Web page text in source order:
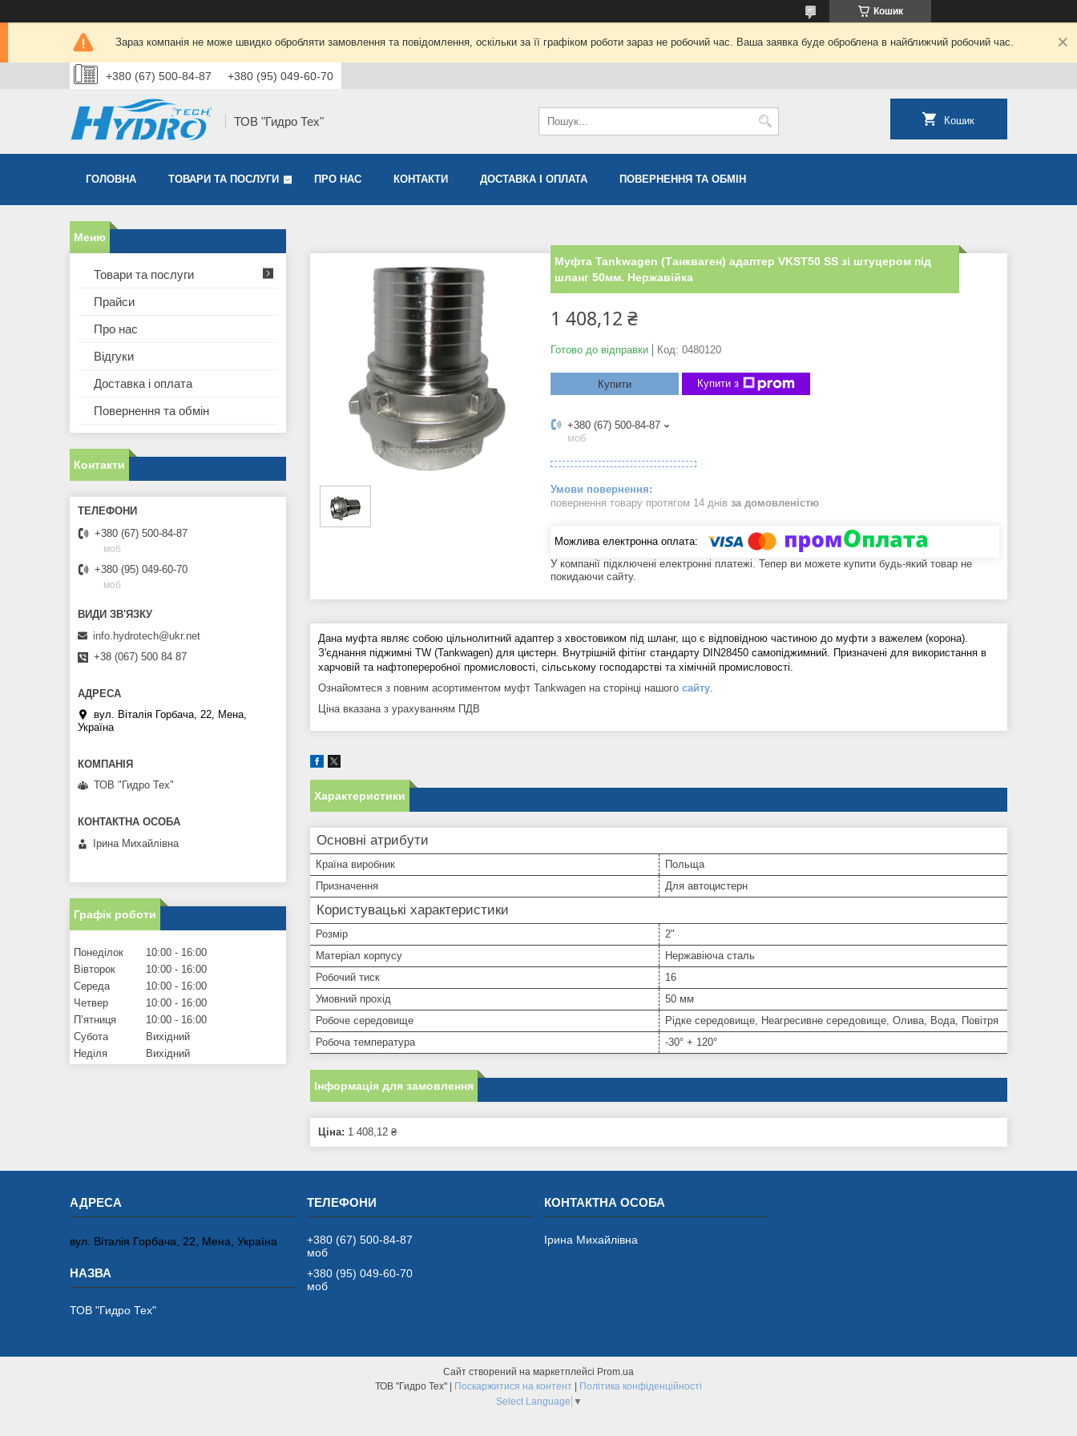
Кошик
Зараз компанія не може швидко обробляти замовлення та повідомлення, оскільки за її графіком роботи зараз не робочий час. Ваша заявка буде оброблена в найближчий робочий час.
+380 (67) 500-84-87 +380 (95) 049-60-70
ТОВ "Гидро Тех" Кошик
ГОЛОВНА ТОВАРИ ТА ПОСЛУГИ ПРО НАС КОНТАКТИ ДОСТАВКА І ОПЛАТА ПОВЕРНЕННЯ ТА ОБМІН
Муфта Tankwagen (Танкваген) адаптер VKST50 SS зі штуцером під
шланг 50мм. Нержавійка
1 408,12 ₴
Готово до відправки Код: 0480120
Купити Купити з
+380 (67) 500-84-87
моб
повернення товару протягом 14 днів за домовленістю
У компанії підключені електронні платежі. Тепер ви можете купити будь-який товар не
покидаючи сайту.
Дана муфта являє собою цільнолитний адаптер з хвостовиком під шланг, що є відповідною частиною до муфти з важелем (корона).
З'єднання піджимні TW (Tankwagen) для цистерн. Внутрішній фітінг стандарту DIN28450 самопіджимний. Призначені для використання в
харчовій та нафтопереробної промисловості, сільському господарстві та хімічній промисловості.
Ознайомтеся з повним асортиментом муфт Tankwagen на сторінці нашого сайту
Ціна вказана з урахуванням ПДВ
Характеристики
Основні атрибути
Країна виробник
Польща
Призначення
Для автоцистерн
Користувацькі характеристики
Розмір
2"
Матеріал корпусу
Нержавіюча сталь
Робочий тиск
16
Умовний прохід
50 мм
Робоче середовище
Рідке середовище, Неагресивне середовище, Олива, Вода, Повітря
Робоча температура
-30° + 120°
Інформація для замовлення
Ціна: 1 408,12 ₴
Товари та послуги
Прайси
Про нас
Відгуки
Доставка і оплата
Повернення та обмін
Контакти
+380 (67) 500-84-87
моб
+380 (95) 049-60-70
моб
info.hydrotech@ukr.net
+38 (067) 500 84 87
вул. Віталія Горбача, 22, Мена,
Україна
ТОВ "Гидро Тех"
Ірина Михайлівна
Графік роботи
Понеділок 10:00
16:00
Вівторок
10:00
16:00
Середа
10:00
16:00
Четвер
10:00
16:00
Пʼятниця
10:00
16:00
Субота
Вихідний
Неділя
Вихідний
вул. Віталія Горбача, 22, Мена, Україна
ТОВ "Гидро Тех"
+380 (67) 500-84-87
моб
+380 (95) 049-60-70
моб
Ірина Михайлівна
Сайт створений на маркетплейсі Prom.ua
ТОВ "Гидро Тех" | Поскаржитися на контент | Політика конфіденційності
Select Language ▼